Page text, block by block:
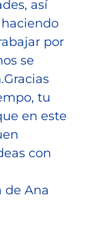
así
por
se
tu
en este
con
de Ana